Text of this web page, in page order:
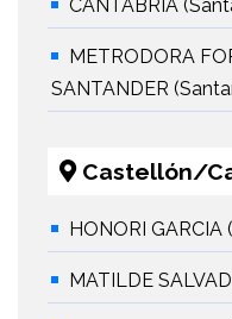
CANTABRIA
METRODORA
SANTANDER
Castellón/
HONORI GARCIA
MATILDE